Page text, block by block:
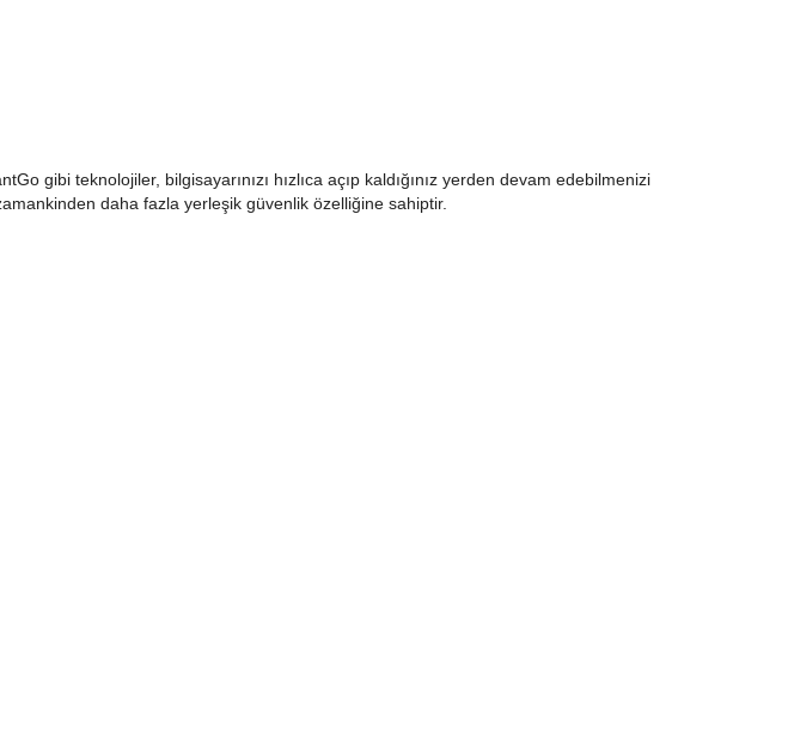
gibi teknolojiler, bilgisayarınızı hızlıca açıp kaldığınız yerden devam edebilmenizi
daha fazla yerleşik güvenlik özelliğine sahiptir.